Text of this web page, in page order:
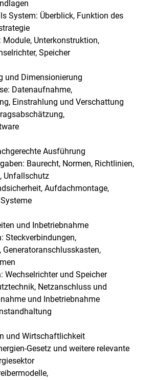
System: Überblick, Funktion des
Module, Unterkonstruktion,
Speicher
und Dimensionierung
Datenaufnahme,
Einstrahlung und Verschattung
Ausführung
Baurecht, Normen, Richtlinien,
Unfallschutz
Aufdachmontage,
und Inbetriebnahme
Steckverbindungen,
Generatoranschlusskasten,
Wechselrichter und Speicher
Netzanschluss und
und Inbetriebnahme
und Wirtschaftlichkeit
Gesetz und weitere relevante